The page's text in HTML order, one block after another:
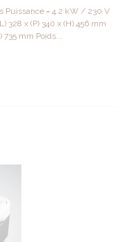
Puissance = 4.2 kW / 230 V
328 x (P) 340 x (H) 456 mm
735 mm Poids...